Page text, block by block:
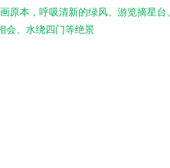
原本，呼吸清新的绿风。游览摘星
会、水绕四门等绝景